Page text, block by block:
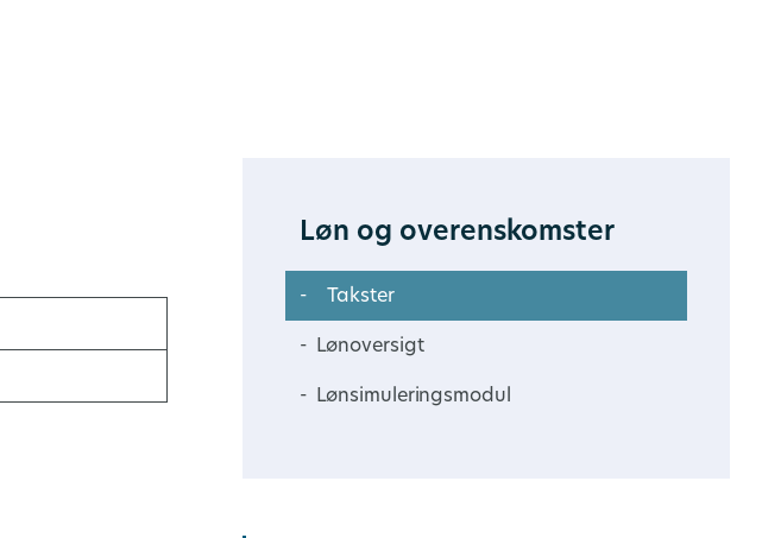
Løn og overenskomster
Takster
Lønoversigt
Lønsimuleringsmodul